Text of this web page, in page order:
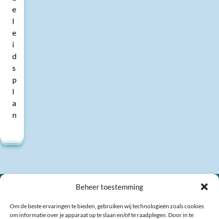
Beheer toestemming
Om de beste ervaringen te bieden, gebruiken wij technologieën zoals cookies
om informatie over je apparaat op te slaan en/of te raadplegen. Door in te
e
l
e
i
d
s
p
l
a
n